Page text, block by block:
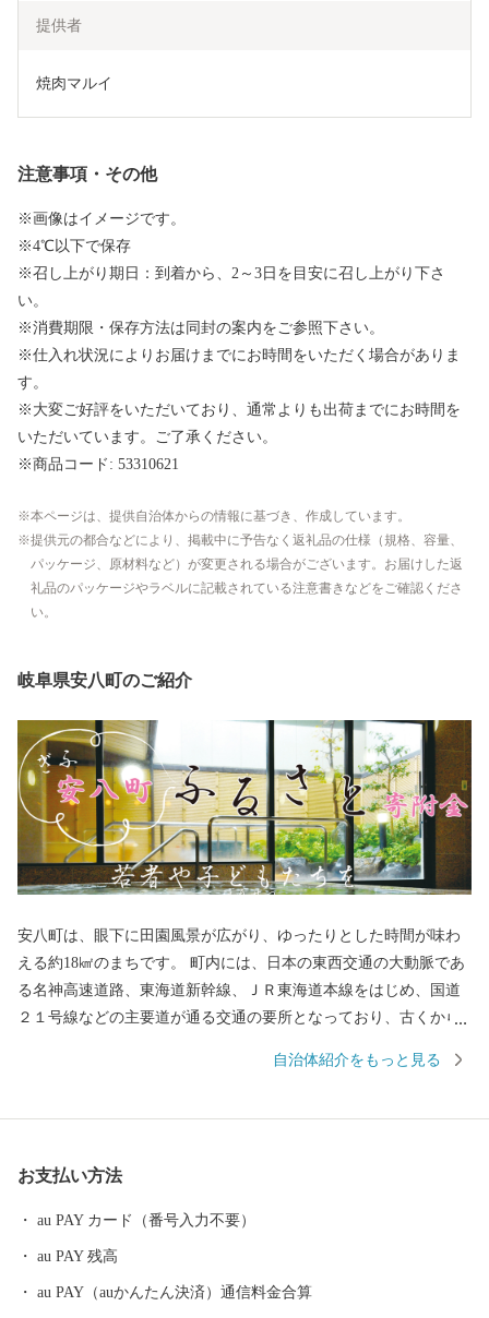
提供者
焼肉マルイ
注意事項・その他
※画像はイメージです。
※4℃以下で保存
※召し上がり期日：到着から、2～3日を目安に召し上がり下さ
い。
※消費期限・保存方法は同封の案内をご参照下さい。
※仕入れ状況によりお届けまでにお時間をいただく場合がありま
す。
※大変ご好評をいただいており、通常よりも出荷までにお時間を
いただいています。ご了承ください。
※商品コード: 53310621
本ページは、提供自治体からの情報に基づき、作成しています。
提供元の都合などにより、掲載中に予告なく返礼品の仕様（規格、容量、
パッケージ、原材料など）が変更される場合がございます。お届けした返
礼品のパッケージやラベルに記載されている注意書きなどをご確認くださ
い。
岐阜県安八町のご紹介
安八町は、眼下に田園風景が広がり、ゆったりとした時間が味わ
える約18㎢のまちです。 町内には、日本の東西交通の大動脈であ
る名神高速道路、東海道新幹線、ＪＲ東海道本線をはじめ、国道
２１号線などの主要道が通る交通の要所となっており、古くから
あります。 平成30には名神高速道路に直結する安八スマートイン
際に戦勝祈願をしたといわれ、近年は縁結びで女性を中心に人気
などがあります。 anpachiの文字は”A”で始まり、”i”で終わりま
す。そんな愛AIに包まれた安八町へおでかけの際は、ぜひへおこ
自治体紹介をもっと見る
お支払い方法
au PAY カード（番号入力不要）
au PAY 残高
au PAY（auかんたん決済）通信料金合算